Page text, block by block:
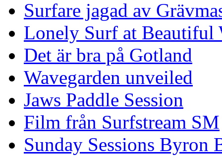
Surfare jagad av
Lonely Surf at Beautiful
Det är bra på Gotland
Wavegarden unveiled
Jaws Paddle Session
Film från Surfstream SM
Sunday Sessions Byron